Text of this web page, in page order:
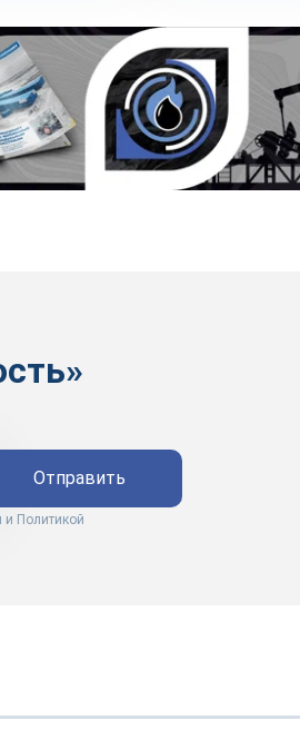
и Политикой
Отправить